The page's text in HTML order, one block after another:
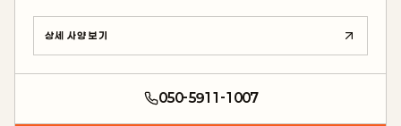
상세 사양 보기
050-5911-1007